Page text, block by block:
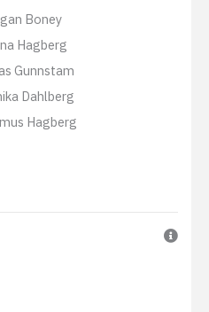
Boney
Hagberg
Gunnstam
Dahlberg
Hagberg